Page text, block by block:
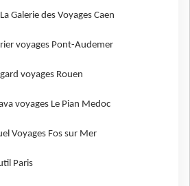
Galerie des Voyages Caen
voyages Pont-Audemer
voyages Rouen
voyages Le Pian Medoc
Voyages Fos sur Mer
Paris